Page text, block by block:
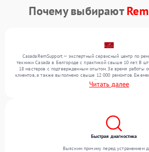
Почему выбирают
CasadaRemSupport — экспертный сервисный центр по
техники Casada в Белгороде с практикой свыше 10 лет. В
18 мастеров с подтвержденным опытом. За время работы
клиентов, а также выполнено свыше 12 000 ремонтов.
поступает более 300 обращений, включая , , . Мы
сложности и предлагаем стабильный уровень сервиса
Читать далее
Быстрая диагностика
Выясним причину перед устранением